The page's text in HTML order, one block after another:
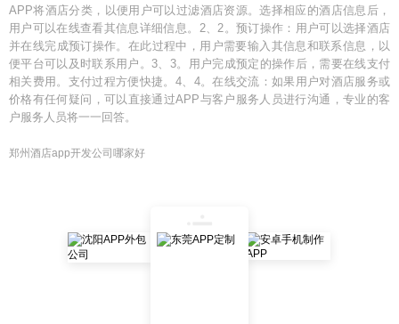
APP将酒店分类，以便用户可以过滤酒店资源。选择相应的酒店信息后，
用户可以在线查看其信息详细信息。2、2。预订操作：用户可以选择酒店
并在线完成预订操作。在此过程中，用户需要输入其信息和联系信息，以
便平台可以及时联系用户。3、3。用户完成预定的操作后，需要在线支付
相关费用。支付过程方便快捷。4、4。在线交流：如果用户对酒店服务或
价格有任何疑问，可以直接通过APP与客户服务人员进行沟通，专业的客
户服务人员将一一回答。
郑州酒店app开发公司哪家好